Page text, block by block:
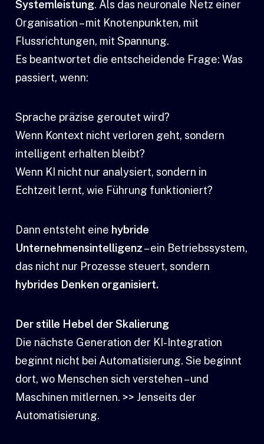
Systemleistung. Als das neuronale Netz einer
Organisation – mit Knotenpunkten, mit
Flussrichtungen, mit Spannung.
Es beantwortet die entscheidende Frage: Was
passiert, wenn:
Sprache präzise geroutet wird?
Wenn Kontext nicht verloren geht, sondern
intelligent erhalten bleibt?
Wenn KI nicht nur analysiert, sondern in
Echtzeit lernt, wie Führung funktioniert?
Dann entsteht eine hybride
Unternehmensintelligenz– ein Betriebssystem,
das nicht nur Prozesse steuert, sondern
hybrides Denken organisiert.
Der stille Hebel der Skalierung
Die nächste Generation der KI-Integration
beginnt nicht bei Automatisierung. Sie beginnt
dort, wo Menschen sich verstehen – und
Maschinen mitlernen. >> Jenseits der
Automatisierung.